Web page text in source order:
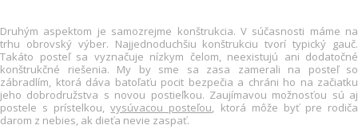
Druhým aspektom je samozrejme konštrukcia. V súčasnosti máme na
trhu obrovský výber. Najjednoduchšiu konštrukciu tvorí typický gauč.
Takáto posteľ sa vyznačuje nízkym čelom, neexistujú ani dodatočné
konštrukčné riešenia. My by sme sa zasa zamerali na posteľ so
zábradlím, ktorá dáva batoľaťu pocit bezpečia a chráni ho na začiatku
jeho dobrodružstva s novou postieľkou. Zaujímavou možnosťou sú aj
postele s prístelkou,vysúvacou posteľou, ktorá môže byť pre rodiča
darom z nebies, ak dieťa nevie zaspať.